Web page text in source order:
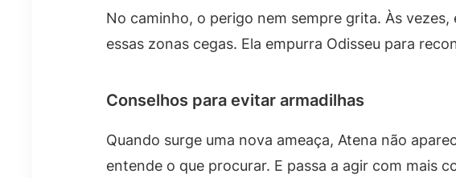
No caminho, o perigo nem sempre grita. Às
essas zonas cegas. Ela empurra Odisseu para
Conselhos para evitar armadilhas
Quando surge uma nova ameaça, Atena não
entende o que procurar. E passa a agir com mais